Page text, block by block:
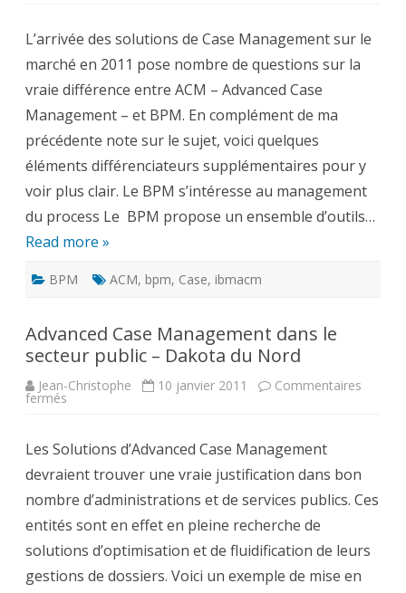
le
BPM
et
le
Case
Management
ou
ACM
L’arrivée des solutions de Case Management sur le
marché en 2011 pose nombre de questions sur la
vraie différence entre ACM – Advanced Case
Management – et BPM. En complément de ma
précédente note sur le sujet, voici quelques
éléments différenciateurs supplémentaires pour y
voir plus clair. Le BPM s’intéresse au management
du process Le BPM propose un ensemble d’outils…
Read more »
BPM ACM, bpm, Case, ibmacm
Advanced Case Management dans le
secteur public – Dakota du Nord
Jean-Christophe 10 janvier 2011 Commentaires
fermés
dans
le
secteur
public
–
Dakota
du
Nord
Les Solutions d’Advanced Case Management
devraient trouver une vraie justification dans bon
nombre d’administrations et de services publics. Ces
entités sont en effet en pleine recherche de
solutions d’optimisation et de fluidification de leurs
gestions de dossiers. Voici un exemple de mise en